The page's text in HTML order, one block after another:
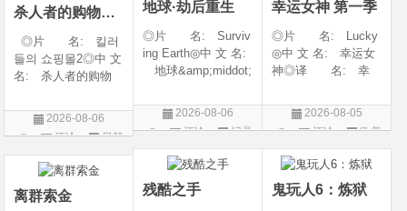
杀人者的购物中心2
◎片 名: 킬러
들의 쇼핑몰2◎中 文
名: 杀人者的购物
A Shop for Killers S
2 / A Shop for Killers
代: 2026◎产
地: 韩国
2026-08-06
评论
日韩
剧
地球·劫后重生
◎片 名: Surviv
ing Earth◎中 文 名:
地球&amp;middot;
名: 幸存地球◎
年 代: 2026◎
类 别: 纪录片
◎语 言: 英语
◎上映
2026-08-06
评论
纪录
片
幸运女神 第一季
◎片 名: Lucky
◎中 文 名: 幸运女
神◎译 名: 幸
6◎产 地: 美国
◎类 别: 剧情 /
英语◎上映日期: 2
026-07-15(美国)
2026-08-05
评论
欧美
剧
残酷之手 鬼玩人6：炼狱
离群索金